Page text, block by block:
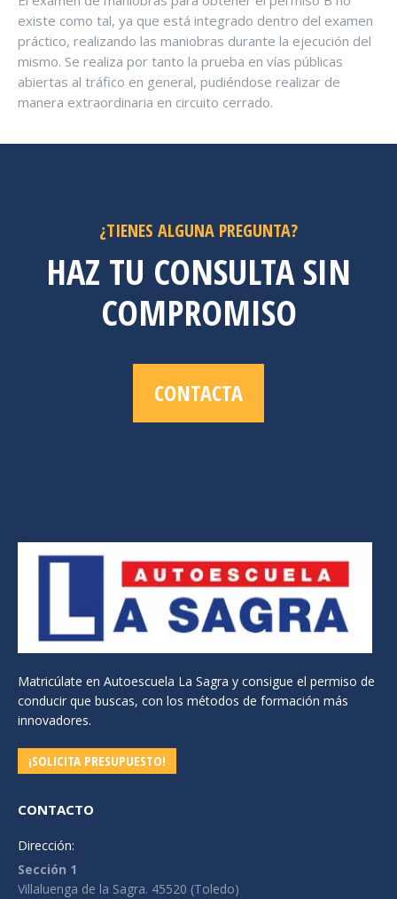
existe como tal, ya que está integrado dentro del examen
práctico, realizando las maniobras durante la ejecución del
mismo. Se realiza por tanto la prueba en vías públicas
abiertas al tráfico en general, pudiéndose realizar de
manera extraordinaria en circuito cerrado.
¿TIENES ALGUNA PREGUNTA?
HAZ TU CONSULTA SIN
COMPROMISO
CONTACTA
Matricúlate en Autoescuela La Sagra y consigue el permiso de
conducir que buscas, con los métodos de formación más
innovadores.
¡SOLICITA PRESUPUESTO!
CONTACTO
Dirección:
Sección 1
Villaluenga de la Sagra. 45520 (Toledo)